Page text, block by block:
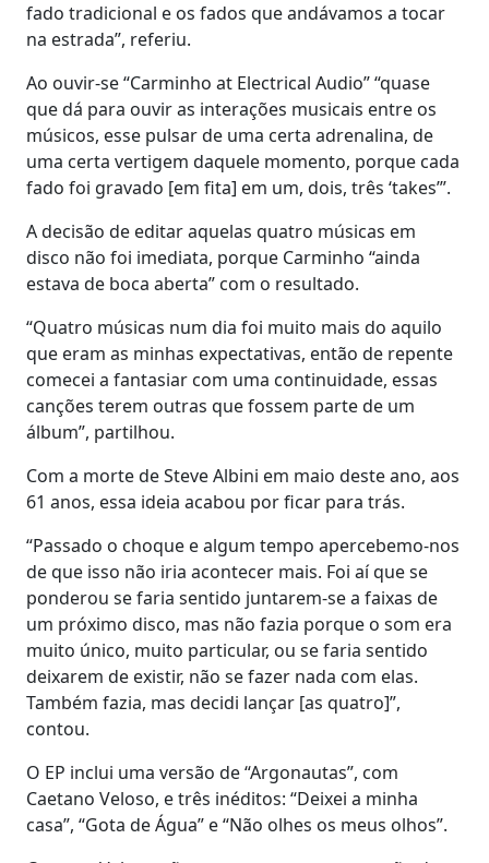
fado tradicional e os fados que andávamos a tocar
na estrada”, referiu.
Ao ouvir-se “Carminho at Electrical Audio” “quase
que dá para ouvir as interações musicais entre os
músicos, esse pulsar de uma certa adrenalina, de
uma certa vertigem daquele momento, porque cada
fado foi gravado [em fita] em um, dois, três ‘takes’”.
A decisão de editar aquelas quatro músicas em
disco não foi imediata, porque Carminho “ainda
estava de boca aberta” com o resultado.
“Quatro músicas num dia foi muito mais do aquilo
que eram as minhas expectativas, então de repente
comecei a fantasiar com uma continuidade, essas
canções terem outras que fossem parte de um
álbum”, partilhou.
Com a morte de Steve Albini em maio deste ano, aos
61 anos, essa ideia acabou por ficar para trás.
“Passado o choque e algum tempo apercebemo-nos
de que isso não iria acontecer mais. Foi aí que se
ponderou se faria sentido juntarem-se a faixas de
um próximo disco, mas não fazia porque o som era
muito único, muito particular, ou se faria sentido
deixarem de existir, não se fazer nada com elas.
Também fazia, mas decidi lançar [as quatro]”,
contou.
O EP inclui uma versão de “Argonautas”, com
Caetano Veloso, e três inéditos: “Deixei a minha
casa”, “Gota de Água” e “Não olhes os meus olhos”.